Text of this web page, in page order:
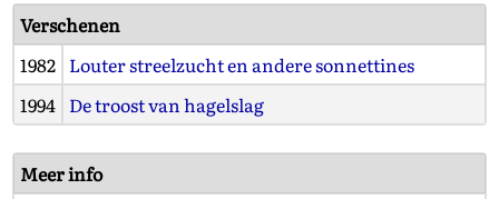
Verschenen
1982 Louter streelzucht en andere sonnettines
1994 De troost van hagelslag
Meer info